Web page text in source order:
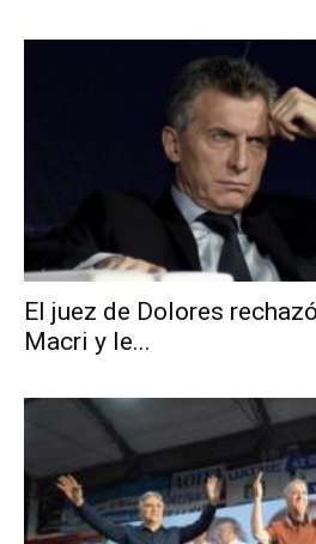
El juez de Dolores
Macri y le...